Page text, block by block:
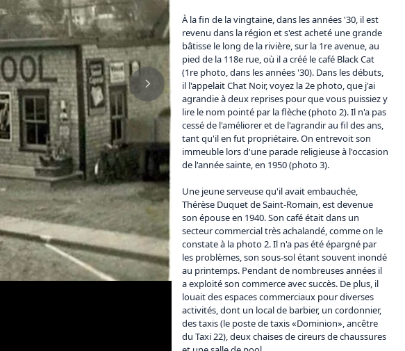
À la fin de la vingtaine, dans les années '30, il est
revenu dans la région et s'est acheté une grande
bâtisse le long de la rivière, sur la 1re avenue, au
pied de la 118e rue, où il a créé le café Black Cat
(1re photo, dans les années '30). Dans les débuts,
il l'appelait Chat Noir, voyez la 2e photo, que j'ai
agrandie à deux reprises pour que vous puissiez y
lire le nom pointé par la flèche (photo 2). Il n'a pas
cessé de l'améliorer et de l'agrandir au fil des ans,
tant qu'il en fut propriétaire. On entrevoit son
immeuble lors d'une parade religieuse à l'occasion
de l'année sainte, en 1950 (photo 3).
Une jeune serveuse qu'il avait embauchée,
Thérèse Duquet de Saint-Romain, est devenue
son épouse en 1940. Son café était dans un
secteur commercial très achalandé, comme on le
constate à la photo 2. Il n'a pas été épargné par
les problèmes, son sous-sol étant souvent inondé
au printemps. Pendant de nombreuses années il
a exploité son commerce avec succès. De plus, il
louait des espaces commerciaux pour diverses
activités, dont un local de barbier, un cordonnier,
des taxis (le poste de taxis «Dominion», ancêtre
du Taxi 22), deux chaises de cireurs de chaussures